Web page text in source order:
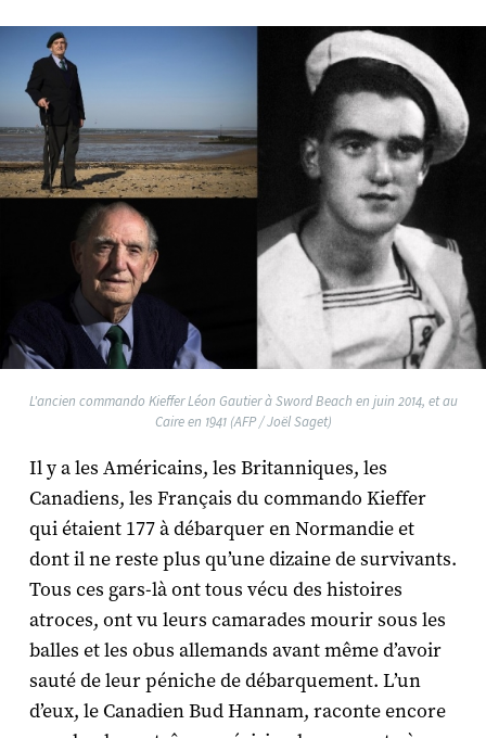
L'ancien commando Kieffer Léon Gautier à Sword Beach en juin 2014, et au
Caire en 1941 (AFP / Joël Saget)
Il y a les Américains, les Britanniques, les
Canadiens, les Français du commando Kieffer
qui étaient 177 à débarquer en Normandie et
dont il ne reste plus qu’une dizaine de survivants.
Tous ces gars-là ont tous vécu des histoires
atroces, ont vu leurs camarades mourir sous les
balles et les obus allemands avant même d’avoir
sauté de leur péniche de débarquement. L’un
d’eux, le Canadien Bud Hannam, raconte encore